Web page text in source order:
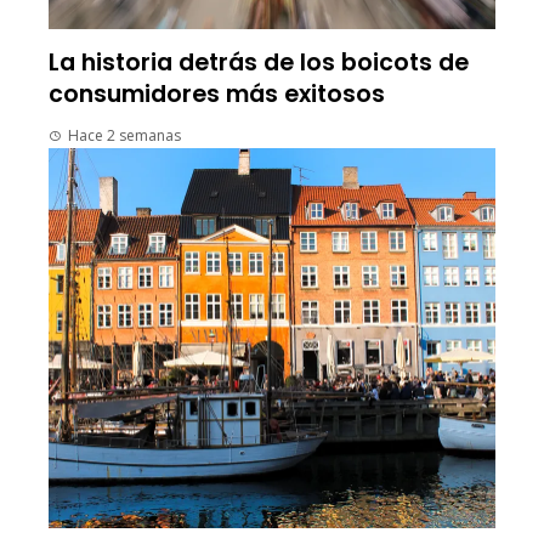
La historia detrás de los boicots de
consumidores más exitosos
Hace 2 semanas